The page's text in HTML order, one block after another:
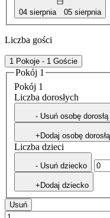
04 sierpnia 05 sierpnia
Liczba gości
1 Pokoje - 1 Goście
Pokój 1
Pokój 1
Liczba dorosłych
- Usuń osobę dorosłą
+Dodaj osobę dorosłą
Liczba dzieci
- Usuń dziecko
+Dodaj dziecko
Usuń